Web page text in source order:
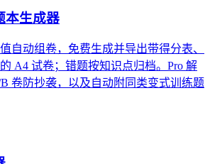
本生成器
自动组卷，免费生成并导出带得分表、
A4 试卷；错题按知识点归档。Pro 解
卷防抄袭，以及自动附同类变式训练题